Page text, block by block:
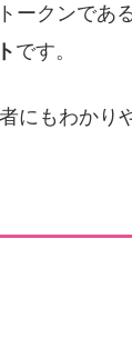
ークンであ
です。
にもわかり